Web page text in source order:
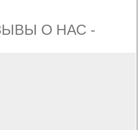
О НАС -